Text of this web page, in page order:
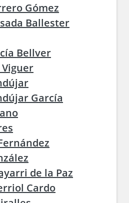
Gómez
Ballester
Bellver
Viguer
García
de la Paz
Cardo